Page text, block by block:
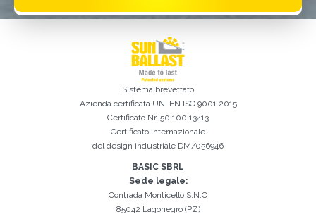
Il campo Nome è obbligatorio
Il campo Cognome è obbligatorio
Il campo Azienda è obbligatorio
Il campo Città è obbligatorio
Il campo Telefono è obbligatorio
Il campo E-mail è obbligatorio
E-mail inserita non valida
È indispensabile accettare la Privacy Policy
Iscrizione effettuata con successo. Verificare la propria casella e-
Spiacenti, si è verificato il seguente errore:
Sistema brevettato
Azienda certificata UNI EN ISO 9001 2015
Certificato Nr. 50 100 13413
Certificato Internazionale
del design industriale DM/056946
BASIC SBRL
Sede legale:
Contrada Monticello S.N.C
85042 Lagonegro (PZ)